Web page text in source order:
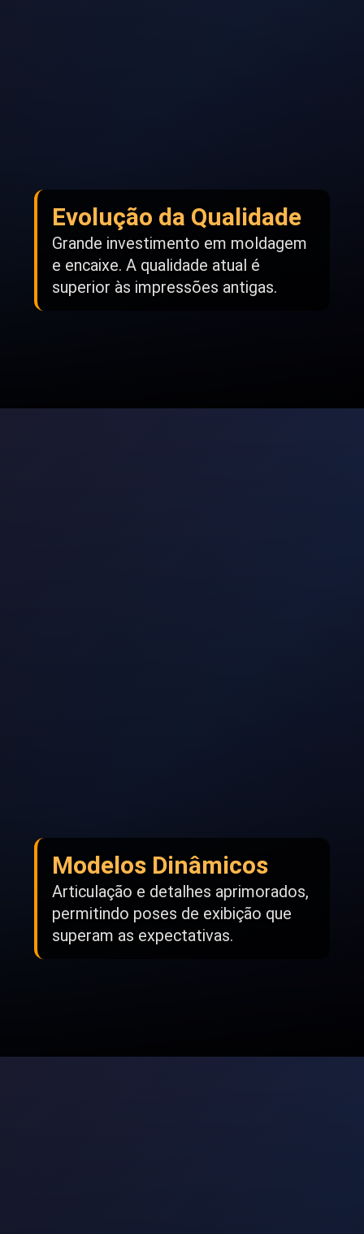
Evolução da Qualidade
Grande investimento em moldagem
e encaixe. A qualidade atual é
superior às impressões antigas.
Modelos Dinâmicos
Articulação e detalhes aprimorados,
permitindo poses de exibição que
superam as expectativas.